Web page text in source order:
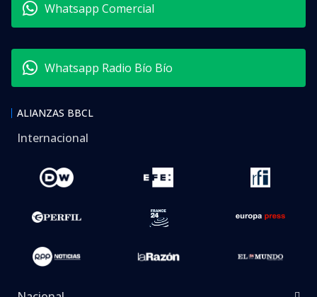
Whatsapp Comercial
Whatsapp Radio Bío Bío
ALIANZAS BBCL
Internacional